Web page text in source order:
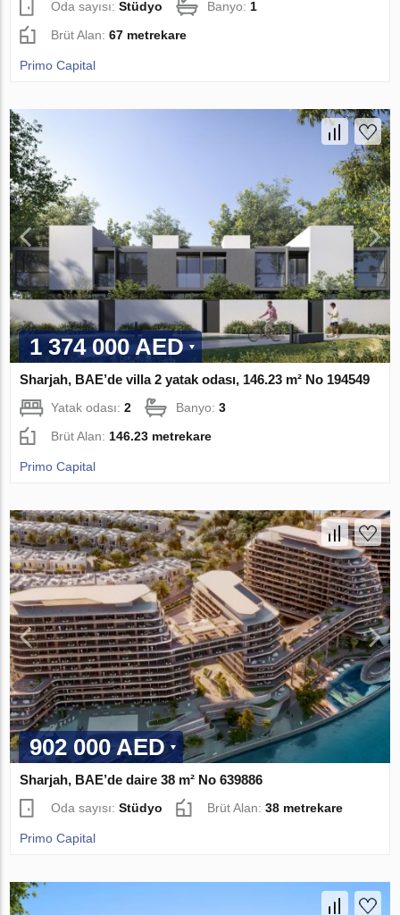
Oda sayısı:Stüdyo Banyo: 1
Brüt Alan:67 metrekare
Primo Capital
1 374 000 AED
Sharjah, BAE’de villa 2 yatak odası, 146.23 m² No 194549
Yatak odası:2 Banyo:3
Brüt Alan: 146.23 metrekare
Primo Capital
902 000 AED
Sharjah, BAE’de daire 38 m² No 639886
Oda sayısı:Stüdyo Brüt Alan:38 metrekare
Primo Capital